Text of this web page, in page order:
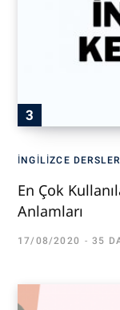
İNGILIZCE
En Çok
Anlamları
17/08/2020 35